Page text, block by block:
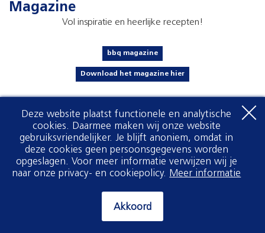
Magazine
Vol inspiratie en heerlijke recepten!
bbq magazine
Download het magazine hier
Deze website plaatst functionele en analytische
cookies. Daarmee maken wij onze website
gebruiksvriendelijker. Je blijft anoniem, omdat in
deze cookies geen persoonsgegevens worden
opgeslagen. Voor meer informatie verwijzen wij je
naar onze privacy- en cookiepolicy. Meer informatie
Akkoord